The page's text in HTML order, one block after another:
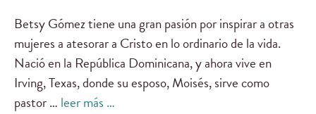
Betsy Gómez tiene una gran pasión por inspirar a otras
mujeres a atesorar a Cristo en lo ordinario de la vida.
Nació en la República Dominicana, y ahora vive en
Irving, Texas, donde su esposo, Moisés, sirve como
pastor … leer más …